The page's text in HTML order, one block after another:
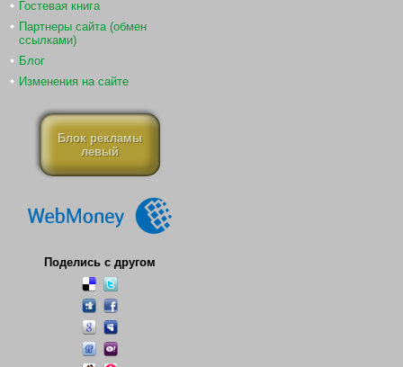
Гостевая книга
Партнеры сайта (обмен
ссылками)
Блог
Изменения на сайте
Блок рекламы
левый
Поделись с другом